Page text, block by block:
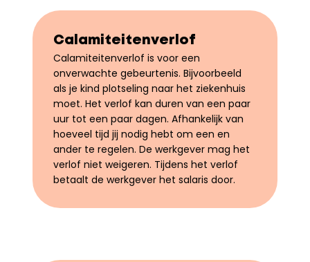
Calamiteitenverlof
Calamiteitenverlof is voor een
onverwachte gebeurtenis. Bijvoorbeeld
als je kind plotseling naar het ziekenhuis
moet. Het verlof kan duren van een paar
uur tot een paar dagen. Afhankelijk van
hoeveel tijd jij nodig hebt om een en
ander te regelen. De werkgever mag het
verlof niet weigeren. Tijdens het verlof
betaalt de werkgever het salaris door.